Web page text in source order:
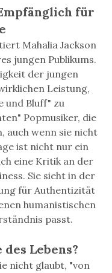
für
Mahalia Jackson
jungen Publikums.
der jungen
Leistung,
und Bluff" zu
Popmusiker, die
auch wenn sie nicht
ist nicht nur ein
eine Kritik an der
Sie sieht in der
für Authentizität
humanistischen
passt.
Lebens?
nicht glaubt, "von